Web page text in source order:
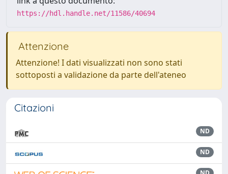
https://hdl.handle.net/11586/40694
Attenzione
Attenzione! I dati visualizzati non sono stati
sottoposti a validazione da parte dell'ateneo
Citazioni
ND
ND